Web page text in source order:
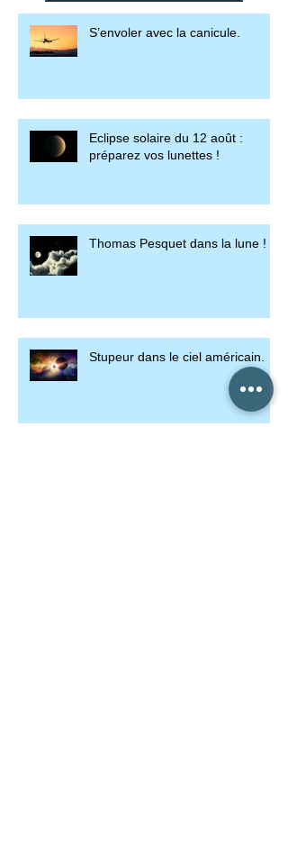
S’envoler avec la canicule.
Eclipse solaire du 12 août :
préparez vos lunettes !
Thomas Pesquet dans la lune !
Stupeur dans le ciel américain.